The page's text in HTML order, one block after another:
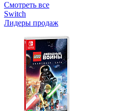
Смотреть все
Switch
Лидеры продаж